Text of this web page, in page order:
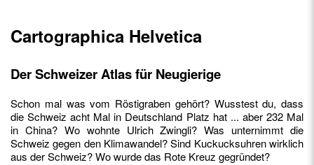
Cartographica Helvetica
Der Schweizer Atlas für Neugierige
Schon mal was vom Röstigraben gehört? Wusstest du, dass
die Schweiz acht Mal in Deutschland Platz hat ... aber 232 Mal
in China? Wo wohnte Ulrich Zwingli? Was unternimmt die
Schweiz gegen den Klimawandel? Sind Kuckucksuhren wirklich
aus der Schweiz? Wo wurde das Rote Kreuz gegründet?